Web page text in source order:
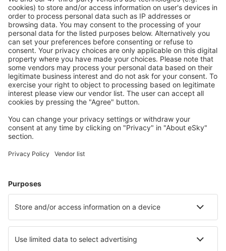
Economiseşte mai mult
Prețuri atractive și oferte speciale pentru utilizatorii
conectați.
Cazarea preferată
Alege din peste 1,3 mil. de opţiuni: hoteluri, cabane,
apartamente și altele.
Cele mai căutate hoteluri de către utilizatorii eSky
Hoteluri în Elveţia - Orașe populare
Hoteluri în Grindelwald
Hoteluri în Zermatt Hoteluri în Andermatt
Hoteluri în Leytron Hoteluri în Flims